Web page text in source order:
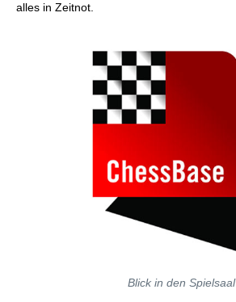
alles in Zeitnot.
Blick in den Spielsaal